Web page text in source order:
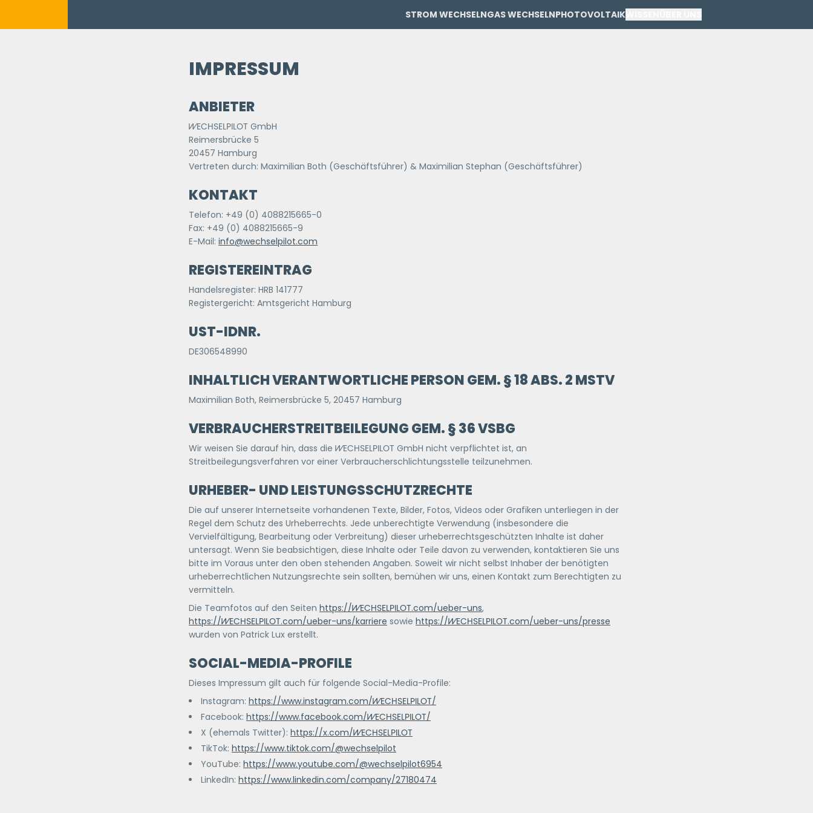
STROM WECHSELN
GEWERBE
GAS WECHSELNPHOTOVOLTAIK
IMPRESSUM
ANBIETER
WECHSELPILOT GmbH
Reimersbrücke 5
20457 Hamburg
Vertreten durch: Maximilian Both (Geschäftsführer) & Maximilian Stephan (Geschäftsführer)
KONTAKT
Telefon: +49 (0) 4088215665-0
Fax: +49 (0) 4088215665-9
E-Mail: info@wechselpilot.com
REGISTEREINTRAG
Handelsregister: HRB 141777
Registergericht: Amtsgericht Hamburg
UST-IDNR.
DE306548990
INHALTLICH VERANTWORTLICHE PERSON GEM. § 18 ABS. 2 MSTV
Maximilian Both, Reimersbrücke 5, 20457 Hamburg
VERBRAUCHERSTREITBEILEGUNG GEM. § 36 VSBG
Wir weisen Sie darauf hin, dass die WECHSELPILOT GmbH nicht verpflichtet ist, an
Streitbeilegungsverfahren vor einer Verbraucherschlichtungsstelle teilzunehmen.
URHEBER- UND LEISTUNGSSCHUTZRECHTE
Die auf unserer Internetseite vorhandenen Texte, Bilder, Fotos, Videos oder Grafiken unterliegen in der
Regel dem Schutz des Urheberrechts. Jede unberechtigte Verwendung (insbesondere die
Vervielfältigung, Bearbeitung oder Verbreitung) dieser urheberrechtsgeschützten Inhalte ist daher
untersagt. Wenn Sie beabsichtigen, diese Inhalte oder Teile davon zu verwenden, kontaktieren Sie uns
bitte im Voraus unter den oben stehenden Angaben. Soweit wir nicht selbst Inhaber der benötigten
urheberrechtlichen Nutzungsrechte sein sollten, bemühen wir uns, einen Kontakt zum Berechtigten zu
vermitteln.
Die Teamfotos auf den Seiten https://WECHSELPILOT.com/ueber-uns,
https://WECHSELPILOT.com/ueber-uns/karriere sowie https://WECHSELPILOT.com/ueber-uns/presse
wurden von Patrick Lux erstellt.
SOCIAL-MEDIA-PROFILE
Dieses Impressum gilt auch für folgende Social-Media-Profile:
Instagram: https://www.instagram.com/WECHSELPILOT/
Facebook: https://www.facebook.com/WECHSELPILOT/
X (ehemals Twitter): https://x.com/WECHSELPILOT
TikTok: https://www.tiktok.com/@wechselpilot
YouTube: https://www.youtube.com/@wechselpilot6954
LinkedIn: https://www.linkedin.com/company/27180474